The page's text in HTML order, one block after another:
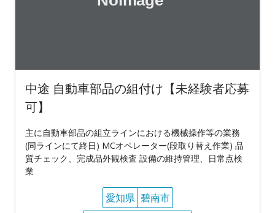
中途 自動車部品の組付け【未経験者応募
可】
主に自動車部品の組立ラインにおける機械操作等の業務
(同ラインにて終日) MCオペレーター(段取り替え作業) 品
質チェック、完成品外観検査 設備の維持管理、日常点検
業
愛知県 碧南市